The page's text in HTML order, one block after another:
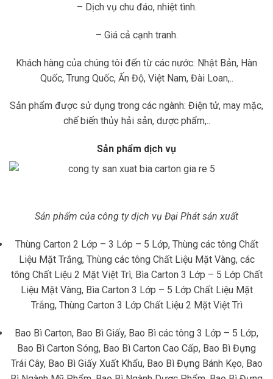
– Dịch vụ chu đáo, nhiệt tình.
– Giá cả cạnh tranh.
Khách hàng của chúng tôi đến từ các nước: Nhật Bản, Hàn
Quốc, Trung Quốc, Ấn Độ, Việt Nam, Đài Loan,..
Sản phẩm được sử dụng trong các ngành: Điện tử, may mặc,
chế biến thủy hải sản, dược phẩm,..
Sản phẩm dịch vụ
Sản phẩm của công ty dịch vụ Đại Phát sản xuất
Thùng Carton 2 Lớp – 3 Lớp – 5 Lớp, Thùng các tông Chất
Liệu Mặt Trắng, Thùng các tông Chất Liệu Mặt Vàng, các
tông Chất Liệu 2 Mặt Việt Trì, Bìa Carton 3 Lớp – 5 Lớp Chất
Liệu Mặt Vàng, Bìa Carton 3 Lớp – 5 Lớp Chất Liệu Mặt
Trắng, Thùng Carton 3 Lớp Chất Liệu 2 Mặt Việt Trì
Bao Bì Carton, Bao Bì Giấy, Bao Bì các tông 3 Lớp – 5 Lớp,
Bao Bì Carton Sóng, Bao Bì Carton Cao Cấp, Bao Bì Đựng
Trái Cây, Bao Bì Giấy Xuất Khẩu, Bao Bì Đựng Bánh Kẹo, Bao